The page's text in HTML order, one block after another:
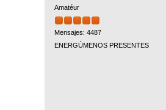
Amatéur
Mensajes: 4487
ENERGÚMENOS PRESENTES